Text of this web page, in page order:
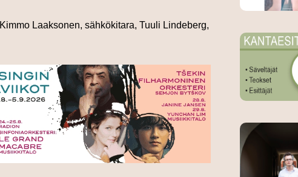
Kimmo Laaksonen, sähkökitara, Tuuli Lindeberg,